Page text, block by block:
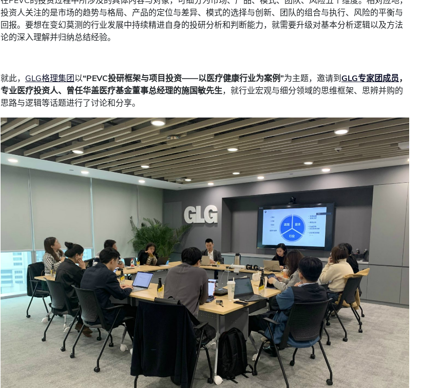
投资人关注的是市场的趋势与格局、产品的定位与差异、模式的选择与创新、团队的组合与执行、风险的平衡与
回报。要想在变幻莫测的行业发展中持续精进自身的投研分析和判断能力，就需要升级对基本分析逻辑以及方法
论的深入理解并归纳总结经验。
就此， GLG格理集团以“PEVC投研框架与项目投资——以医疗健康行业为案例”为主题，邀请到GLG专家团成员，
专业医疗投资人、曾任华盖医疗基金董事总经理的施国敏先生，就行业宏观与细分领域的思维框架、思辨并购的
思路与逻辑等话题进行了讨论和分享。